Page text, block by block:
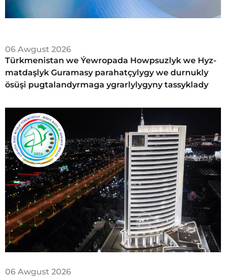
06 Awgust 2026
Türkmenistan we Ýew­ro­pa­da Howp­suz­lyk we Hyz­
mat­daş­lyk Gu­ra­ma­sy­ parahatçylygy we durnukly
ösüşi pugtalandyrmaga ygrarlylygyny tassyklady
06 Awgust 2026